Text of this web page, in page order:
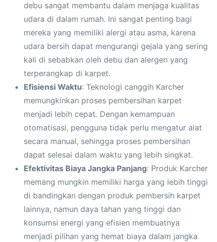
debu sangat membantu dalam menjaga kualitas
udara di dalam rumah. Ini sangat penting bagi
mereka yang memiliki alergi atau asma, karena
udara bersih dapat mengurangi gejala yang sering
kali di sebabkan oleh debu dan alergen yang
terperangkap di karpet.
Efisiensi Waktu: Teknologi canggih Karcher
memungkinkan proses pembersihan karpet
menjadi lebih cepat. Dengan kemampuan
otomatisasi, pengguna tidak perlu mengatur alat
secara manual, sehingga proses pembersihan
dapat selesai dalam waktu yang lebih singkat.
Efektivitas Biaya Jangka Panjang: Produk Karcher
memang mungkin memiliki harga yang lebih tinggi
di bandingkan dengan produk pembersih karpet
lainnya, namun daya tahan yang tinggi dan
konsumsi energi yang efisien membuatnya
menjadi pilihan yang hemat biaya dalam jangka